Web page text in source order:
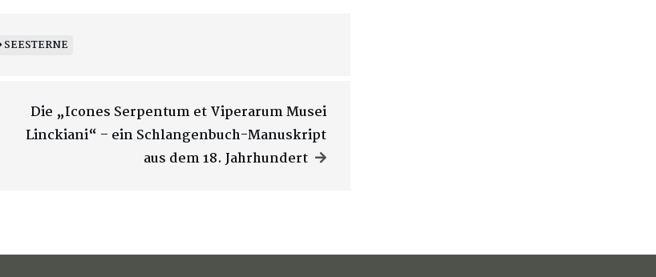
SEESTERNE
Die „Icones Serpentum et Viperarum Musei
Linckiani“ – ein Schlangenbuch-Manuskript
aus dem 18. Jahrhundert